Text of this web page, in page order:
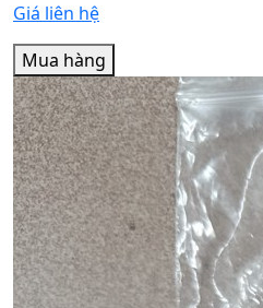
Giá liên hệ
Mua hàng